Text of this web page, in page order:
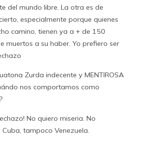
del mundo libre. La otra es de
especialmente porque quienes
camino, tienen ya a + de 150
muertos a su haber. Yo prefiero ser
Zurda indecente y MENTIROSA
nos comportamos como
No quiero miseria. No
tampoco Venezuela.